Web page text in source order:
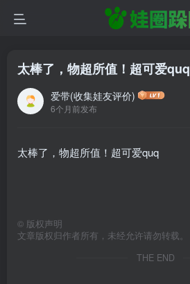
太棒了，物超所值！超可爱quq
爱带(收集娃友评价)
6个月前发布
太棒了，物超所值！超可爱quq
© 版权声明
文章版权归作者所有，未经允许请勿转载。
THE END